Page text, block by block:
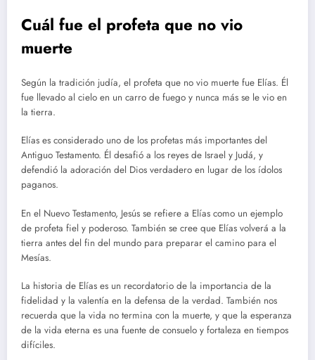
Cuál fue el profeta que no vio
muerte
Según la tradición judía, el profeta que no vio muerte fue Elías. Él
fue llevado al cielo en un carro de fuego y nunca más se le vio en
la tierra.
Elías es considerado uno de los profetas más importantes del
Antiguo Testamento. Él desafió a los reyes de Israel y Judá, y
defendió la adoración del Dios verdadero en lugar de los ídolos
paganos.
En el Nuevo Testamento, Jesús se refiere a Elías como un ejemplo
de profeta fiel y poderoso. También se cree que Elías volverá a la
tierra antes del fin del mundo para preparar el camino para el
Mesías.
La historia de Elías es un recordatorio de la importancia de la
fidelidad y la valentía en la defensa de la verdad. También nos
recuerda que la vida no termina con la muerte, y que la esperanza
de la vida eterna es una fuente de consuelo y fortaleza en tiempos
difíciles.